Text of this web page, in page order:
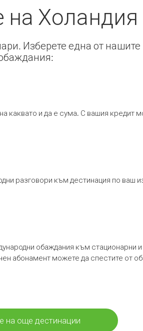
Холандия
Изберете една от
каквато и да е сума. С вашия кредит
разговори към дестинация по ваш
обаждания към стационарни
абонамент можете да спестите от
на още дестинации